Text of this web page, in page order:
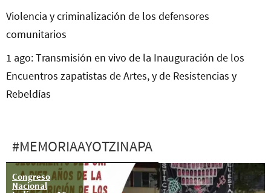
Violencia y criminalización de los defensores
comunitarios
1 ago: Transmisión en vivo de la Inauguración de los
Encuentros zapatistas de Artes, y de Resistencias y
Rebeldías
#MEMORIAAYOTZINAPA
Congreso
Nacional
Junio: Jornada
de lucha para